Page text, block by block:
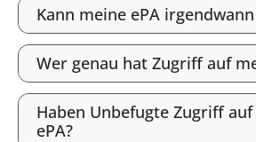
Kann meine ePA irgendwann
Wer genau hat Zugriff auf
Haben Unbefugte Zugriff
ePA?